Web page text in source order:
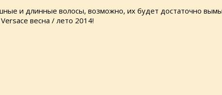
и длинные волосы, возможно, их будет достаточно
весна / лето 2014!